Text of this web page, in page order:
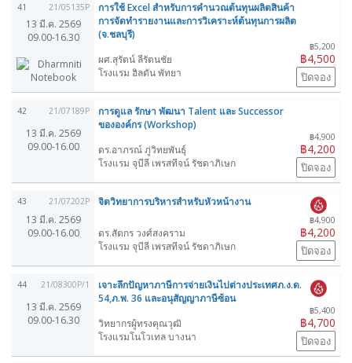
41 21/05135P
13 มี.ค. 2569
09.00-16.30
การใช้ Excel สำหรับการคำนวณต้นทุนผลิตสินค้า
การจัดทำรายงานและการวิเคราะห์ต้นทุนการผลิต
(จ.ชลบุรี)
฿5,200
฿4,500
ผศ.สุรัตน์ ลีรัตนชัย
โรงแรม ฮิลตัน พัทยา
ปิดจอง
42 21/07189P
13 มี.ค. 2569
09.00-16.00
การดูแล รักษา พัฒนา Talent และ Successor
ขององค์กร (Workshop)
฿4,900
฿4,200
ดร.อาภรณ์ ภู่วิทยพันธุ์
โรงแรม จุบีลี เพรสทีจน์ รัชดาภิเษก
ปิดจอง
43 21/07202P
13 มี.ค. 2569
09.00-16.00
จิตวิทยาการบริหารสำหรับหัวหน้างาน
฿4,900
฿4,200
ดร.สัตกร วงศ์สงคราม
โรงแรม จุบีลี เพรสทีจน์ รัชดาภิเษก
ปิดจอง
44 21/08300P/1
13 มี.ค. 2569
09.00-16.30
เจาะลึกปัญหาภาษีการจ่ายเงินไปต่างประเทศภ.ง.ด.
54,ภ.พ. 36 และอนุสัญญาภาษีซ้อน
฿5,400
฿4,700
วิทยากรผู้ทรงคุณวุฒิ
โรงแรมโนโวเทล บางนา
ปิดจอง